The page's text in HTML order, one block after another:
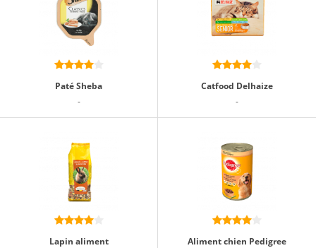
Paté Sheba
-
Catfood Delhaize
-
Lapin aliment
Aliment chien Pedigree